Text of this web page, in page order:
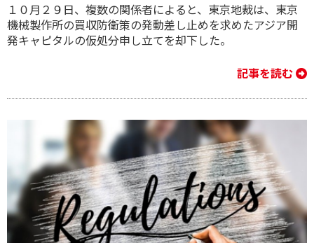
１０月２９日、複数の関係者によると、東京地裁は、東京
機械製作所の買収防衛策の発動差し止めを求めたアジア開
発キャピタルの仮処分申し立てを却下した。
記事を読む